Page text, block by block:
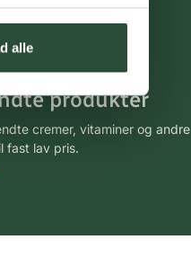
alle
produkter
cremer, vitaminer og andre
fast lav pris.